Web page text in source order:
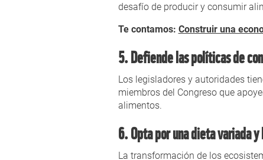
desafío de producir y consumir
Te contamos: Construir una
5. Defiende las políticas de
Los legisladores y autoridades
miembros del Congreso que
alimentos.
6. Opta por una dieta variada y
La transformación de los